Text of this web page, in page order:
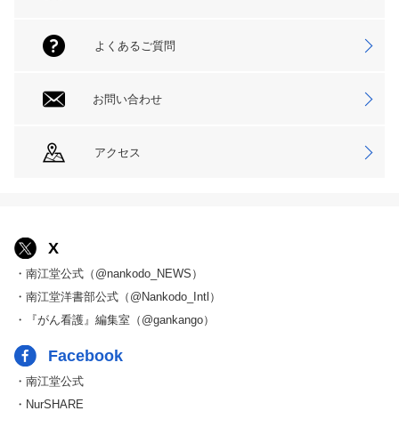
よくあるご質問
お問い合わせ
アクセス
X
・南江堂公式（@nankodo_NEWS）
・南江堂洋書部公式（@Nankodo_Intl）
・『がん看護』編集室（@gankango）
Facebook
・南江堂公式
・NurSHARE